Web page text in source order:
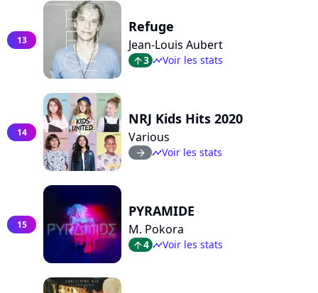
13
Refuge
Jean-Louis Aubert
arrow_top3 timelineVoir les stats
14
NRJ Kids Hits 2020
Various
arrow_right timelineVoir les stats
15
PYRAMIDE
M. Pokora
arrow_top4 timelineVoir les stats